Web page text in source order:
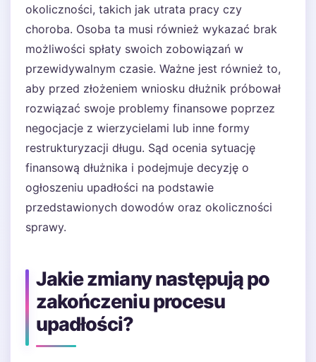
okoliczności, takich jak utrata pracy czy
choroba. Osoba ta musi również wykazać brak
możliwości spłaty swoich zobowiązań w
przewidywalnym czasie. Ważne jest również to,
aby przed złożeniem wniosku dłużnik próbował
rozwiązać swoje problemy finansowe poprzez
negocjacje z wierzycielami lub inne formy
restrukturyzacji długu. Sąd ocenia sytuację
finansową dłużnika i podejmuje decyzję o
ogłoszeniu upadłości na podstawie
przedstawionych dowodów oraz okoliczności
sprawy.
Jakie zmiany następują po
zakończeniu procesu
upadłości?